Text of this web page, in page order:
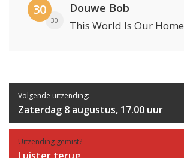
30
30
Douwe Bob
This World Is Our Home
Volgende uitzending:
Zaterdag 8 augustus, 17.00 uur
Uitzending gemist?